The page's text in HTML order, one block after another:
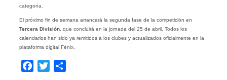
categoría.
El próximo fin de semana arrancará la segunda fase de la competición en
Tercera División, que concluirá en la jornada del 25 de abril. Todos los
calendarios han sido ya remitidos a los clubes y actualizados oficialmente en la
plataforma digital Fénix.
Facebook
Twitter